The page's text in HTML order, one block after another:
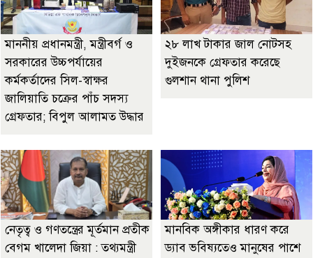
মাননীয় প্রধানমন্ত্রী, মন্ত্রীবর্গ ও
সরকারের উচ্চপর্যায়ের
কর্মকর্তাদের সিল-স্বাক্ষর
জালিয়াতি চক্রের পাঁচ সদস্য
গ্রেফতার; বিপুল আলামত উদ্ধার
২৮ লাখ টাকার জাল নোটসহ
দুইজনকে গ্রেফতার করেছে
গুলশান থানা পুলিশ
নেতৃত্ব ও গণতন্ত্রের মূর্তমান প্রতীক
বেগম খালেদা জিয়া : তথ্যমন্ত্রী
মানবিক অঙ্গীকার ধারণ করে
ড্যাব ভবিষ্যতেও মানুষের পাশে